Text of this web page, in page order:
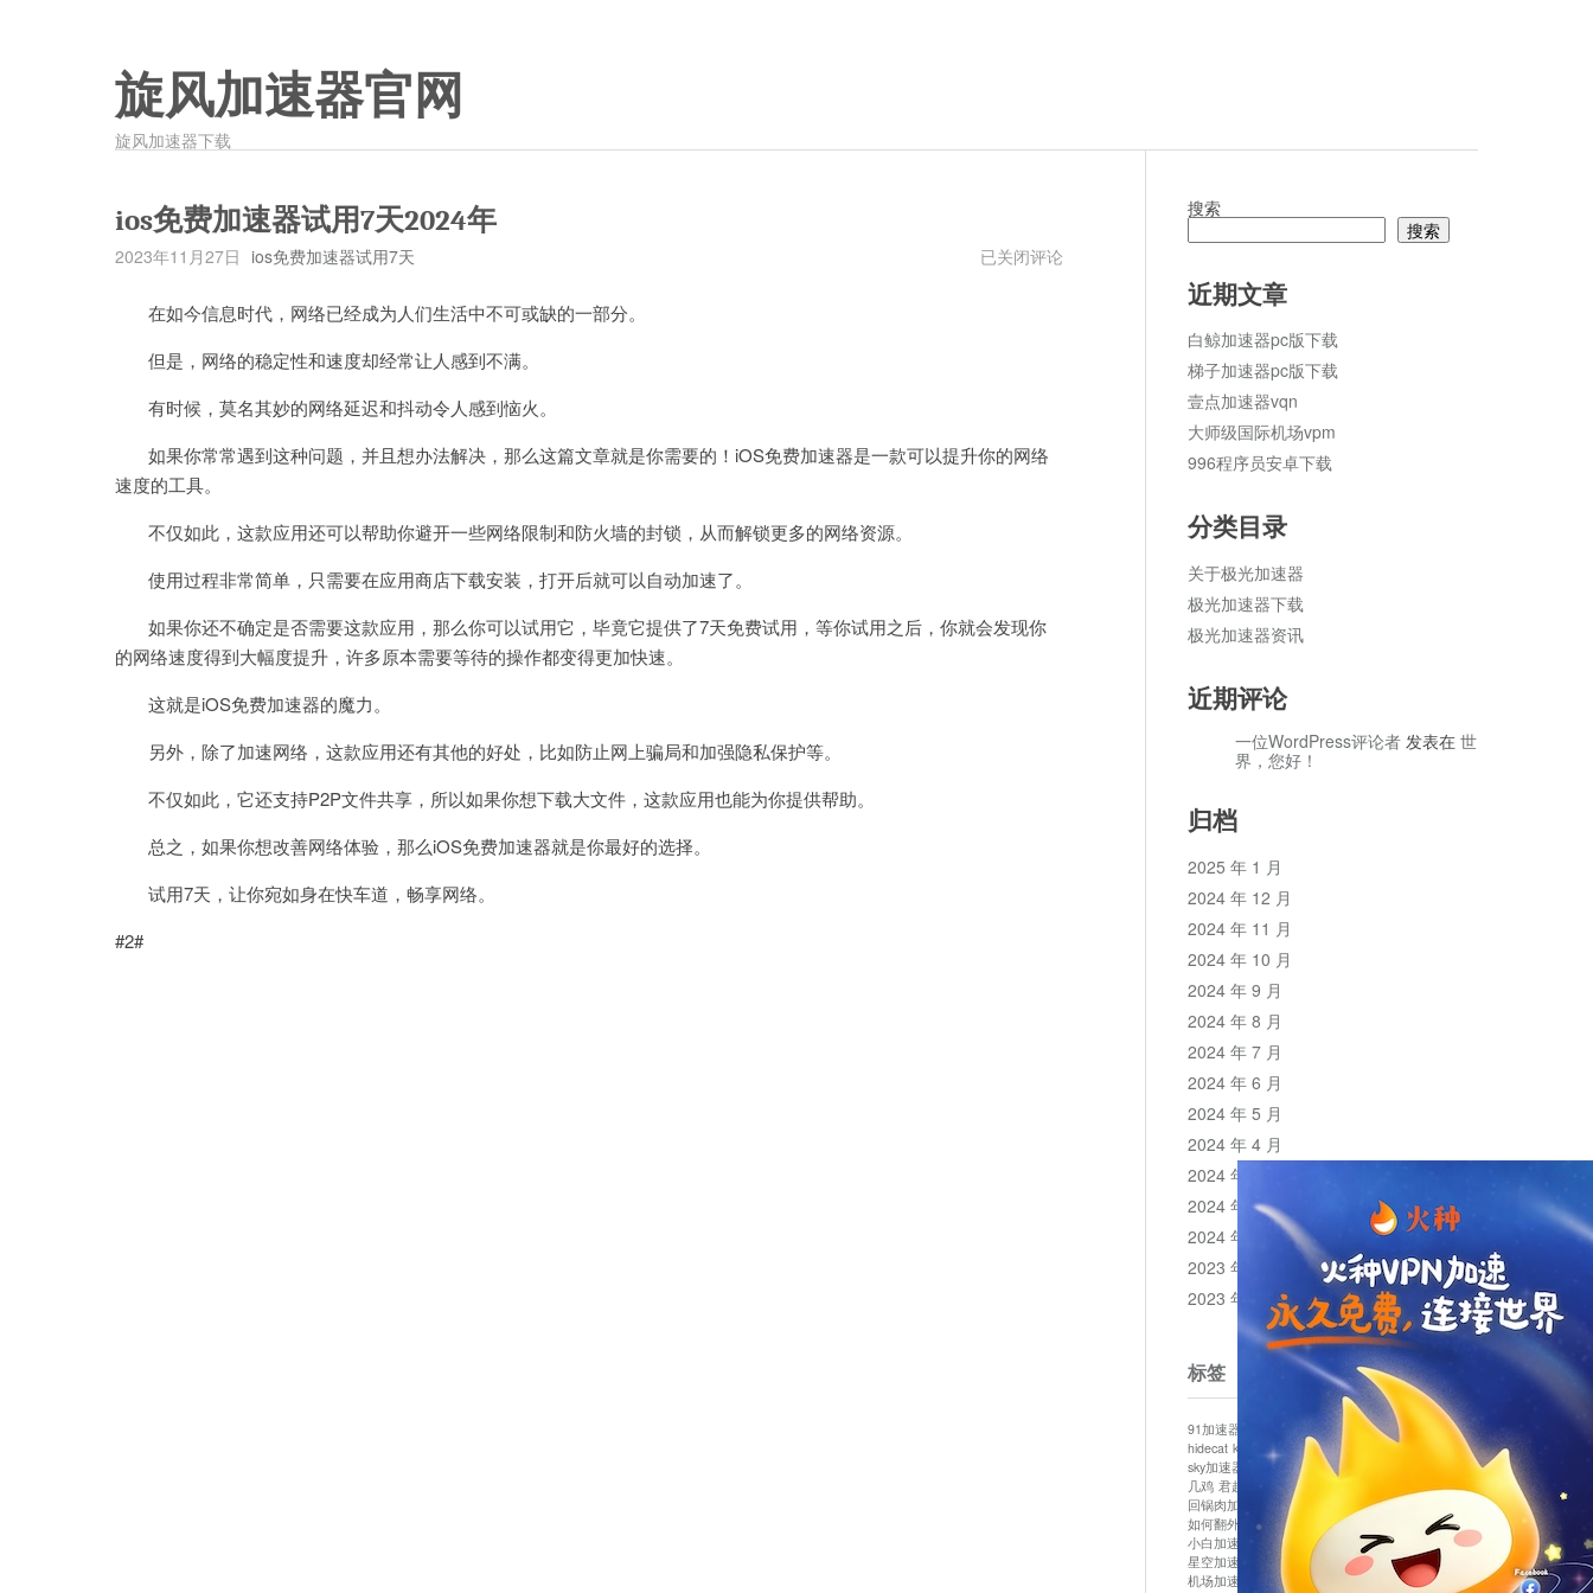
旋风加速器官网
旋风加速器下载
ios免费加速器试用7天2024年
2023年11月27日 ios免费加速器试用7天
ios
2024
年
已关闭评论
在如今信息时代，网络已经成为人们生活中不可或缺的一部分。
但是，网络的稳定性和速度却经常让人感到不满。
有时候，莫名其妙的网络延迟和抖动令人感到恼火。
如果你常常遇到这种问题，并且想办法解决，那么这篇文章就是你需要的！iOS免费加速器是一款可以提升你的网络
速度的工具。
不仅如此，这款应用还可以帮助你避开一些网络限制和防火墙的封锁，从而解锁更多的网络资源。
使用过程非常简单，只需要在应用商店下载安装，打开后就可以自动加速了。
如果你还不确定是否需要这款应用，那么你可以试用它，毕竟它提供了7天免费试用，等你试用之后，你就会发现你
的网络速度得到大幅度提升，许多原本需要等待的操作都变得更加快速。
这就是iOS免费加速器的魔力。
另外，除了加速网络，这款应用还有其他的好处，比如防止网上骗局和加强隐私保护等。
不仅如此，它还支持P2P文件共享，所以如果你想下载大文件，这款应用也能为你提供帮助。
总之，如果你想改善网络体验，那么iOS免费加速器就是你最好的选择。
试用7天，让你宛如身在快车道，畅享网络。
#2#
搜索
搜索
近期文章
白鲸加速器pc版下载
梯子加速器pc版下载
壹点加速器vqn
大师级国际机场vpm
996程序员安卓下载
分类目录
关于极光加速器
极光加速器下载
极光加速器资讯
近期评论
一位WordPress评论者 发表在 世
界，您好！
归档
2025 年 1 月
2024 年 12 月
2024 年 11 月
2024 年 10 月
2024 年 9 月
2024 年 8 月
2024 年 7 月
2024 年 6 月
2024 年 5 月
2024 年 4 月
2024 年 3 月
2024 年 2 月
2024 年 1 月
2023 年 12 月
2023 年 11 月
标签
91加速器 bluelayer加速器
clash节点
hidecat kuai500 panda加速器
plex加速器
sky加速器
telegram加速器 中信加速器
云梯加速器
几鸡 君越加速器 哔咔漫画加速器
唐师傅加速器
回锅肉加速器
坚果加速器 壹点加速器
如何翻外墙网站 小哈vp加速器
小火箭加速器
小白加速器
布谷vp加速器 心阶云 快连
星空加速器
最新版clash安卓下载
月光加速器
机场加速器
松果云 极快加速器
梯子加速器